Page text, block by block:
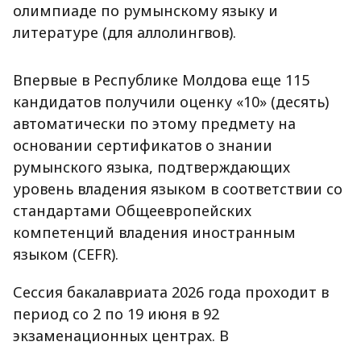
олимпиаде по румынскому языку и
литературе (для аллолингвов).
Впервые в Республике Молдова еще 115
кандидатов получили оценку «10» (десять)
автоматически по этому предмету на
основании сертификатов о знании
румынского языка, подтверждающих
уровень владения языком в соответствии со
стандартами Общеевропейских
компетенций владения иностранным
языком (CEFR).
Сессия бакалавриата 2026 года проходит в
период со 2 по 19 июня в 92
экзаменационных центрах. В